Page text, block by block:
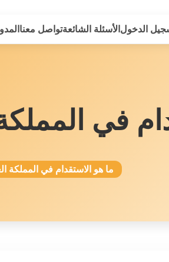
تواصل معناالأسئلة الشائعة الدخول
في
ما هو الاستقدام في المملكة